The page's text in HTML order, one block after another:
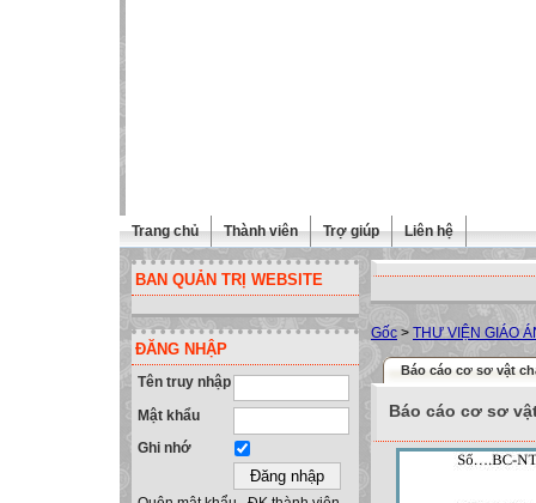
Trang chủ Thành viên Trợ giúp Liên hệ
BAN QUẢN TRỊ WEBSITE
ĐĂNG NHẬP
Tên truy nhập
Mật khẩu
Ghi nhớ
Gốc > THƯ VIỆN GIÁO
Báo cáo cơ sơ vật
Báo cáo cơ sơ